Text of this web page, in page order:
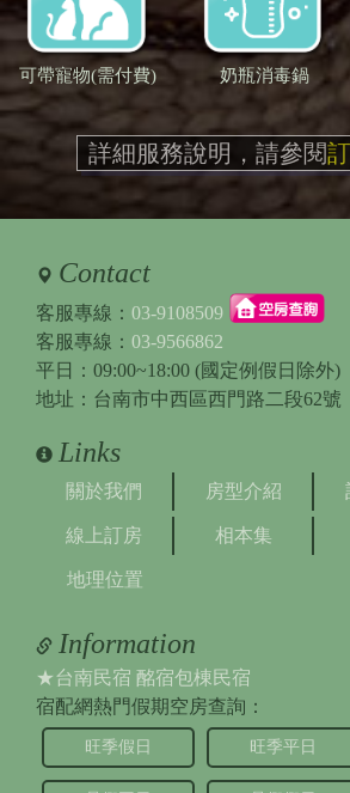
可帶寵物(需付費) 奶瓶消毒鍋
詳細服務說明，請參閱
Contact
客服專線： 03-9108509
客服專線： 03-9566862
平日：09:00~18:00 (國定例假日除外)
地址：台南市中西區西門路二段62號
Links
關於我們 房型介紹
線上訂房 相本集
地理位置
Information
★台南民宿 酩宿包棟民宿
宿配網熱門假期空房查詢：
旺季假日 旺季平日